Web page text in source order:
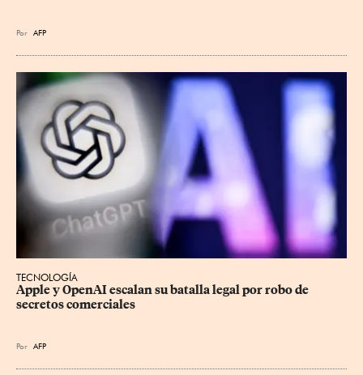
Por AFP
TECNOLOGÍA
Apple y OpenAI escalan su batalla legal por robo de
secretos comerciales
Por AFP